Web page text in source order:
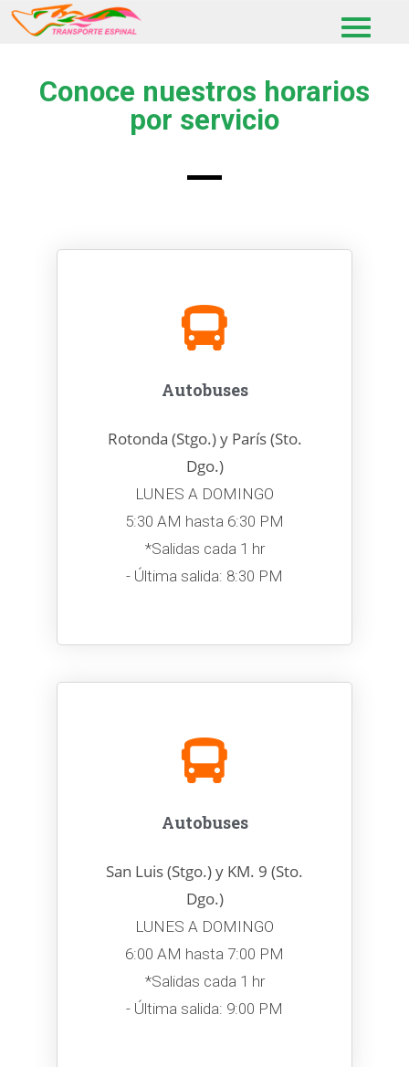
Conoce nuestros horarios
por servicio
Autobuses
Rotonda (Stgo.) y París (Sto.
Dgo.)
LUNES A DOMINGO
5:30 AM hasta 6:30 PM
*Salidas cada 1 hr
- Última salida: 8:30 PM
Autobuses
San Luis (Stgo.) y KM. 9 (Sto.
Dgo.)
LUNES A DOMINGO
6:00 AM hasta 7:00 PM
*Salidas cada 1 hr
- Última salida: 9:00 PM